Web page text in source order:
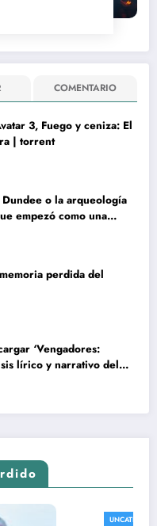
COMENTARIO
3, Fuego y ceniza: El
| torrent
Dundee o la arqueología
empezó como una
perdida del
‘Vengadores:
lírico y narrativo del
REVISTA DE CINE | NOTICIAS,